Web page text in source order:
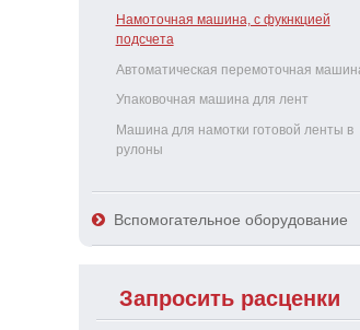
Намоточная машина, с фукнкцией
подсчета
Автоматическая перемоточная
Упаковочная машина для лент
Машина для намотки готовой ленты в
рулоны
Вспомогательное оборудование
Запросить расценки